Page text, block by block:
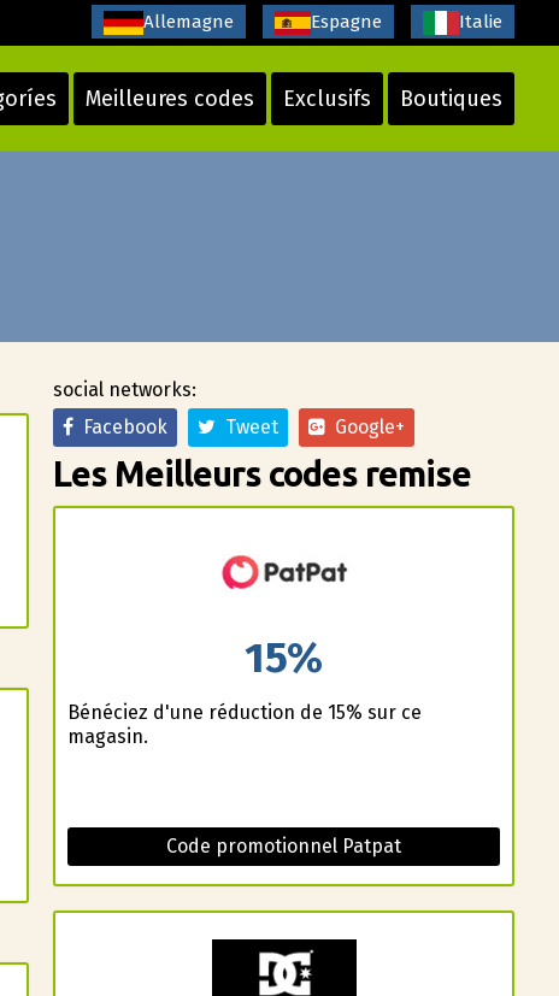
Meilleures codes Exclusifs Boutiques
Allemagne Espagne Italie
social networks:
Facebook
Tweet Google+
Les Meilleurs codes remise
15%
Bénéficiez d'une réduction de 15% sur ce
magasin.
Code promotionnel Patpat